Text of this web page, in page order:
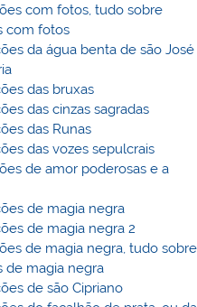
com fotos, tudo sobre
com fotos
da água benta de são José
das bruxas
das cinzas sagradas
das Runas
das vozes sepulcrais
de amor poderosas e a
de magia negra
de magia negra 2
de magia negra, tudo sobre
de magia negra
de são Cipriano